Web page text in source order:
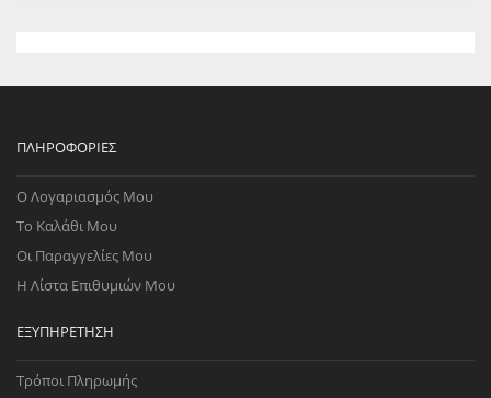
ΠΛΗΡΟΦΟΡΊΕΣ
Ο Λογαριασμός Μου
Το Καλάθι Μου
Οι Παραγγελίες Μου
Η Λίστα Επιθυμιών Μου
ΕΞΥΠΗΡΈΤΗΣΗ
Τρόποι Πληρωμής